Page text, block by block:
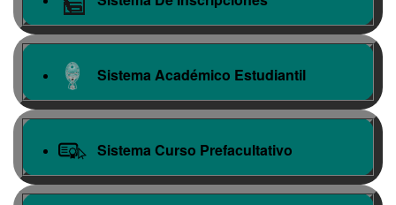
Sistema Académico Estudiantil
Sistema Curso Prefacultativo